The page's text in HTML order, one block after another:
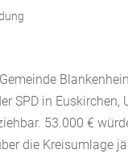
Gemeinde
SPD in Euskirchen,
53.000 €
die Kreisumlage